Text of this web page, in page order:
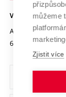
Projekty
Projekty ze
Specifický výzkum
Univerzitní sítě
Bezpečná
Vyznamenání
Organizační
Ochrana
VYSOKÉ UČENÍ
Antonínská 548/1
602 00 Brno
můžeme
Zjistit více